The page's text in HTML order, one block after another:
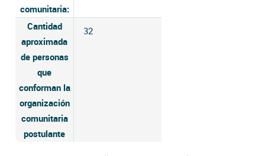
comunitaria:
Cantidad
aproximada
de personas
que
conforman la
organización
comunitaria
postulante
32